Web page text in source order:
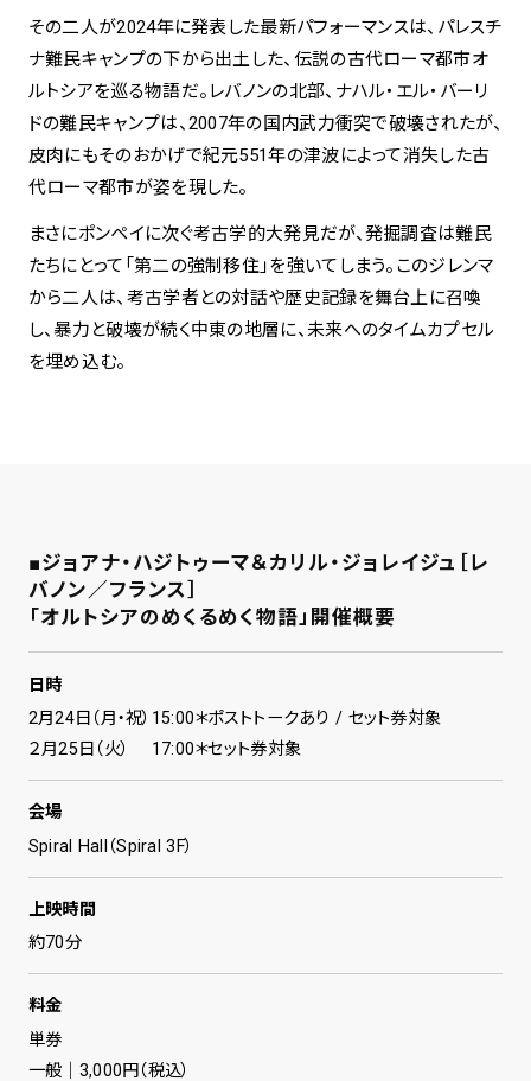
その二人が2024年に発表した最新パフォーマンスは、パレスチ
ナ難民キャンプの下から出土した、伝説の古代ローマ都市オ
ルトシアを巡る物語だ。レバノンの北部、ナハル・エル・バーリ
ドの難民キャンプは、2007年の国内武力衝突で破壊されたが、
皮肉にもそのおかげで紀元551年の津波によって消失した古
代ローマ都市が姿を現した。
まさにポンペイに次ぐ考古学的大発見だが、発掘調査は難民
たちにとって「第二の強制移住」を強いてしまう。このジレンマ
から二人は、考古学者との対話や歴史記録を舞台上に召喚
し、暴力と破壊が続く中東の地層に、未来へのタイムカプセル
を埋め込む。
■ジョアナ・ハジトゥーマ＆カリル・ジョレイジュ［レ
バノン／フランス］
「オルトシアのめくるめく物語」開催概要
日時
2月24日（月・祝）15:00＊ポストトークあり / セット券対象
２月25日（火） 17:00＊セット券対象
会場
Spiral Hall（Spiral 3F）
上映時間
約70分
料金
単券
一般｜3,000円（税込）